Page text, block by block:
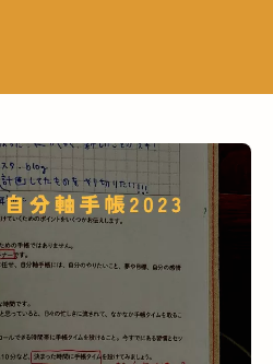
ージ
ル
帳の使い方